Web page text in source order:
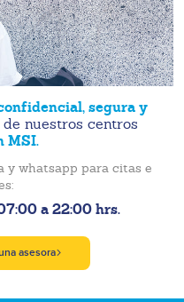
segura y
nuestros centros
MSI.
y whatsapp para citas e
a 22:00 hrs.
asesora